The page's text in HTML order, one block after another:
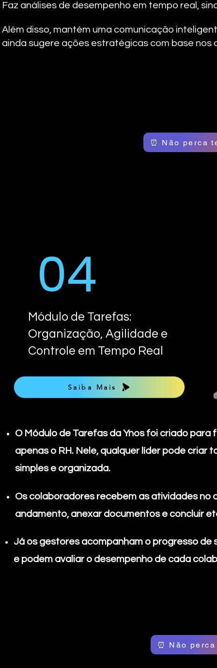
Faz análises de desempenho em tempo real,
Além disso, mantém uma comunicação
ainda sugere ações estratégicas com base nos
⏰ Não perca
04
Módulo de Tarefas:
Organização, Agilidade e
Controle em Tempo Real
O Módulo de Tarefas da Ynos foi criado
apenas o RH. Nele, qualquer líder pode criar
simples e organizada.
Saiba Mais
Os colaboradores recebem as atividades
andamento, anexar documentos e concluir
Já os gestores acompanham o progresso
e podem avaliar o desempenho de cada
⏰ Não